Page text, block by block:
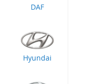
DAF
Hyundai